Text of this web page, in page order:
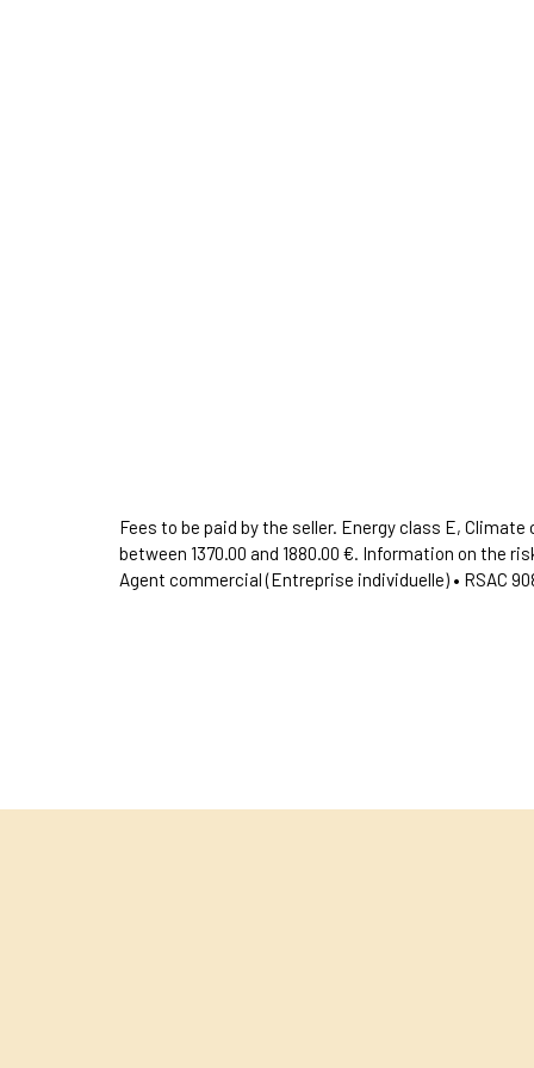
Fees to be paid by the seller. Energy class E,
between 1370.00 and 1880.00 €. Information on the
Agent commercial (Entreprise individuelle) • RSAC